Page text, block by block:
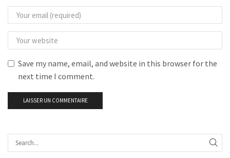
Save my name, email, and website in this browser for the
next time I comment.